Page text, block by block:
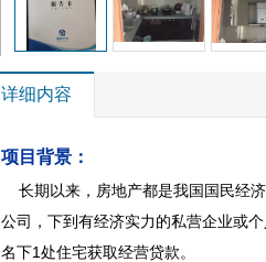
详细内容
项目背景：
长期以来，房地产都是我国国民经
公司，下到有经济实力的私营企业或
名下1处住宅获取经营贷款。